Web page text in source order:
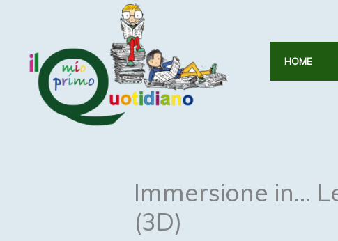
HOME
Immersione in…
(3D)